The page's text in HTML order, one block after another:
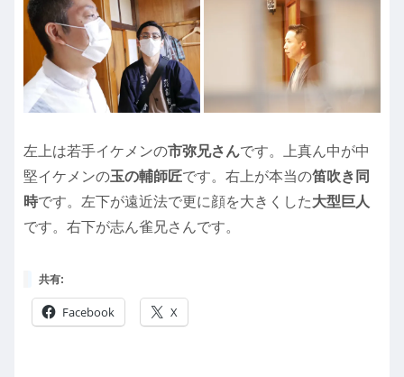
左上は若手イケメンの市弥兄さんです。上真ん中が中
堅イケメンの玉の輔師匠です。右上が本当の笛吹き同
時です。左下が遠近法で更に顔を大きくした大型巨人
です。右下が志ん雀兄さんです。
共有:
Facebook X